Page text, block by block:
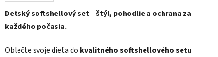
Detský softshellový set – štýl, pohodlie a ochrana za
každého počasia.
Oblečte svoje dieťa do kvalitného softshellového setu